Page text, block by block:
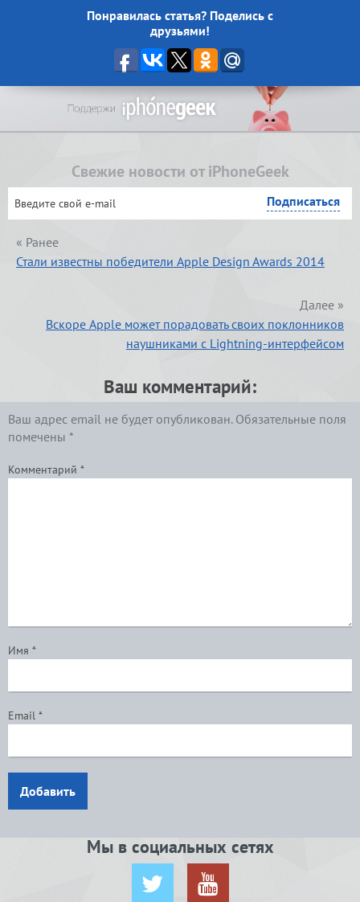
Понравилась статья? Поделись с
друзьями!
Свежие новости от iPhoneGeek
« Ранее
Стали известны победители Apple Design Awards 2014
Далее »
Вскоре Apple может порадовать своих поклонников
наушниками с Lightning-интерфейсом
Ваш комментарий:
Ваш адрес email не будет опубликован. Обязательные поля
помечены *
Комментарий *
Имя *
Email *
Добавить
Мы в социальных сетях